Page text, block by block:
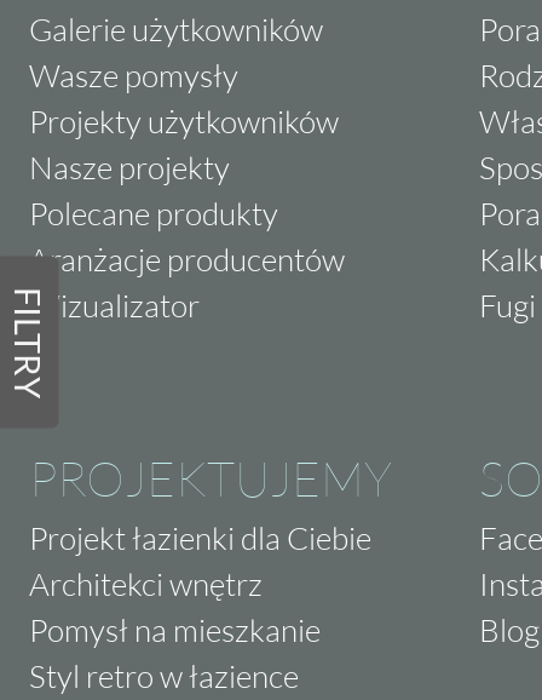
FILTRY
Galerie użytkowników
Wasze pomysły
Projekty użytkowników
Nasze projekty
Polecane produkty
Aranżacje producentów
Wizualizator
PROJEKTUJEMY
Projekt łazienki dla Ciebie
Architekci wnętrz
Pomysł na mieszkanie
Styl retro w łazience
Blog